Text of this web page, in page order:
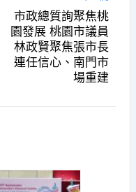
市政總質詢聚焦桃
園發展 桃園市議員
林政賢聚焦張市長
連任信心、南門市
場重建